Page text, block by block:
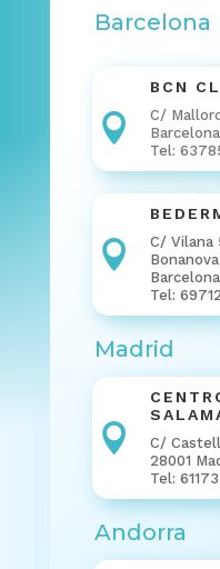
Barcelona

BCN
C/
Tel:

C/ Vilana
Bonanova
Tel:
Madrid

C/
28001
Tel:
Andorra